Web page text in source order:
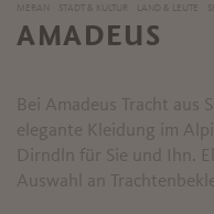
MERAN STADT & KULTUR LAND & LEUTE
AMADEUS
Bei Amadeus Tracht aus
elegante Kleidung im
Dirndln für Sie und Ihn.
Auswahl an